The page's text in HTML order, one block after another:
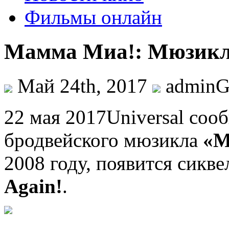
Фильмы онлайн
Мамма Миа!: Мюзикл
Май 24th, 2017
22 мaя 2017Universal
бродвейского мюзикла
2008 году, появится
Again!.